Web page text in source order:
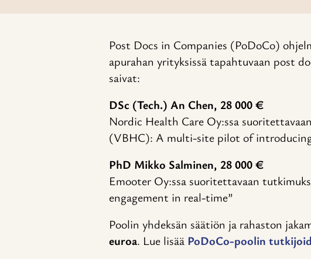
Post Docs in Companies (PoDoCo)
apurahan yrityksissä tapahtuvaan post
saivat:
DSc (Tech.) An Chen, 28 000 €
Nordic Health Care Oy:ssa
(VBHC): A multi-site pilot of
PhD Mikko Salminen, 28 000 €
Emooter Oy:ssa suoritettavaan
engagement in real-time”
Poolin yhdeksän säätiön ja rahaston
euroa. Lue lisää PoDoCo-poolin